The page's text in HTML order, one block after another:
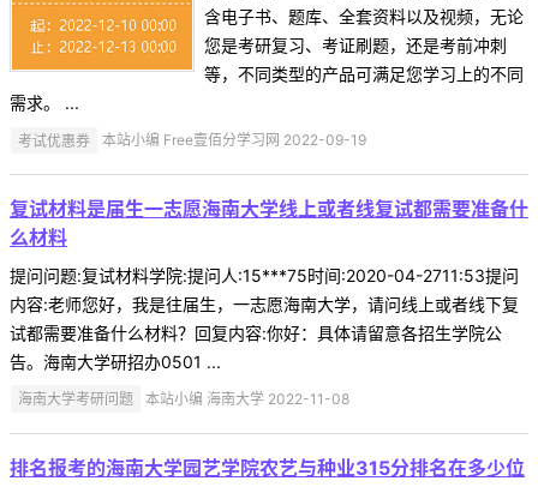
含电子书、题库、全套资料以及视频，无论
您是考研复习、考证刷题，还是考前冲刺
等，不同类型的产品可满足您学习上的不同
需求。 ...
考试优惠券 本站小编 Free壹佰分学习网 2022-09-19
复试材料是届生一志愿海南大学线上或者线复试都需要准备什
么材料
提问问题:复试材料学院:提问人:15***75时间:2020-04-2711:53提问
内容:老师您好，我是往届生，一志愿海南大学，请问线上或者线下复
试都需要准备什么材料？回复内容:你好：具体请留意各招生学院公
告。海南大学研招办0501 ...
海南大学考研问题 本站小编 海南大学 2022-11-08
排名报考的海南大学园艺学院农艺与种业315分排名在多少位